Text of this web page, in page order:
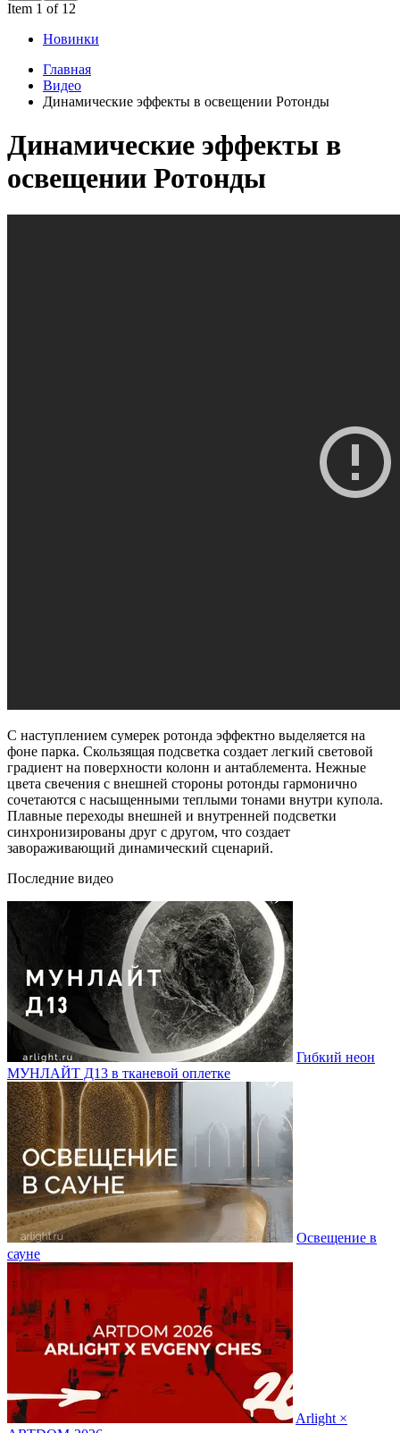
Item 1 of 12
Новинки
Главная
Видео
Динамические эффекты в освещении Ротонды
Динамические эффекты в
освещении Ротонды
С наступлением сумерек ротонда эффектно выделяется на
фоне парка. Скользящая подсветка создает легкий световой
градиент на поверхности колонн и антаблемента. Нежные
цвета свечения с внешней стороны ротонды гармонично
сочетаются с насыщенными теплыми тонами внутри купола.
Плавные переходы внешней и внутренней подсветки
синхронизированы друг с другом, что создает
завораживающий динамический сценарий.
Последние видео
Гибкий неон
МУНЛАЙТ Д13 в тканевой оплетке
Освещение в
сауне
Arlight ×